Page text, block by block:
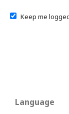
Keep me
Language